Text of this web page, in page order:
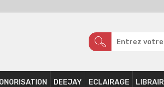
DEEJAY ECLAIRAGE